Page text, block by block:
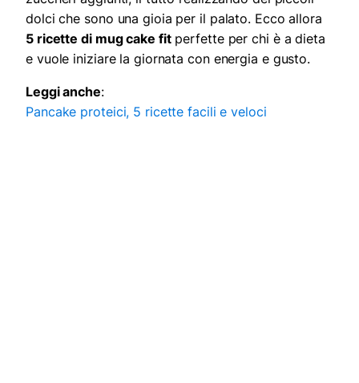
dolci che sono una gioia per il palato. Ecco allora
5 ricette di mug cake fitperfette per chi è a dieta
e vuole iniziare la giornata con energia e gusto.
Leggi anche:
Pancake proteici, 5 ricette facili e veloci